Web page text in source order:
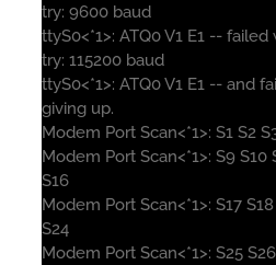
try: 9600 baud
ttyS0<*1>: ATQ0 V1 E1 --
try: 115200 baud
ttyS0<*1>: ATQ0 V1 E1 -- and
giving up.
Modem Port Scan<*1>: S1 S2
Modem Port Scan<*1>: S9 S10
S16
Modem Port Scan<*1>: S17
S24
Modem Port Scan<*1>: S25